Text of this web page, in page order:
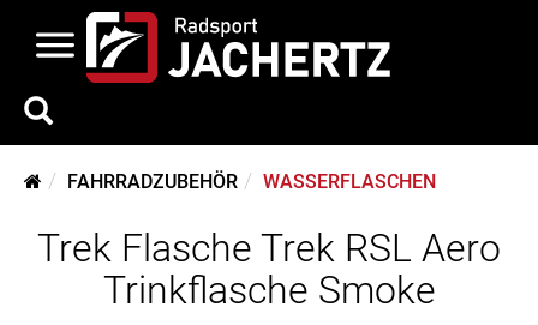
FAHRRADZUBEHÖR WASSERFLASCHEN
Trek Flasche Trek RSL Aero
Trinkflasche Smoke